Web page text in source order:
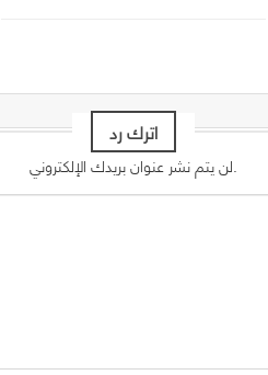
اترك رد
لن يتم نشر عنوان بريدك الإلكتروني.